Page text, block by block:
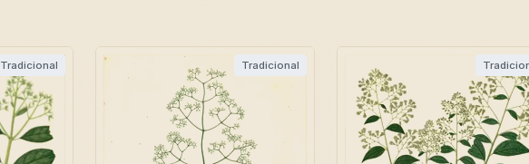
Tradicional Tradicional